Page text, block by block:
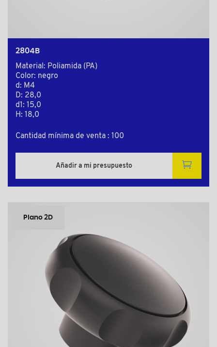
2804B
Material: Poliamida (PA)
Color: negro
d: M4
D: 28,0
d1: 15,0
H: 18,0
Cantidad mínima de venta : 100
Añadir a mi presupuesto
Plano 2D